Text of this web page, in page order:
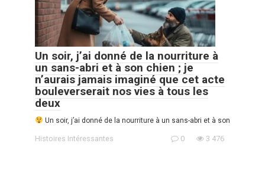
Un soir, j’ai donné de la nourriture à
un sans-abri et à son chien ; je
n’aurais jamais imaginé que cet acte
bouleverserait nos vies à tous les
deux
Un soir, j’ai donné de la nourriture à un sans-abri et à son
Histoires Intéressantes 0 3 476